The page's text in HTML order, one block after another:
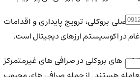
بروکلی، ترویج پایداری و اقدامات
در اکوسیستم ارزهای دیجیتال است.
های بروکلی در صرافی های غیرمتمرکز